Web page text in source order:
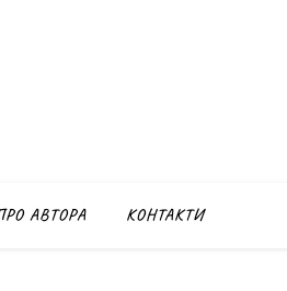
АВТОРА КОНТАКТИ